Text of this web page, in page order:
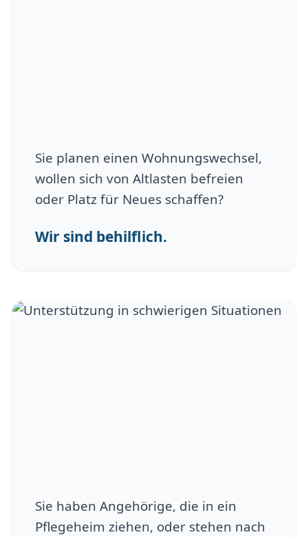
Sie planen einen Wohnungswechsel,
wollen sich von Altlasten befreien
oder Platz für Neues schaffen?
Wir sind behilflich.
Sie haben Angehörige, die in ein
Pflegeheim ziehen, oder stehen nach